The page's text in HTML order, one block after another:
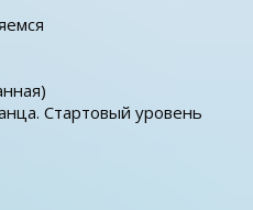
Стартовый уровень